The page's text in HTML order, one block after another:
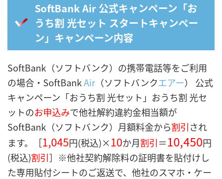
SoftBank Air 公式キャンペーン「お
うち割 光セット スタートキャンペー
ン」キャンペーン内容
SoftBank（ソフトバンク）の携帯電話等をご利用
の場合・SoftBankAir （ソフトバンクエアー） 公式
キャンペーン「おうち割 光セット」おうち割 光セ
ットのお申込みで他社解約違約金相当額が
SoftBank（ソフトバンク）月額料金から割引され
ます。［1,045円(税込)×10か月割引＝10,450円
(税込)割引］※他社契約解除料の証明書を貼付けし
た専用貼付シートのご返送で、 他社のスマホ・ケー